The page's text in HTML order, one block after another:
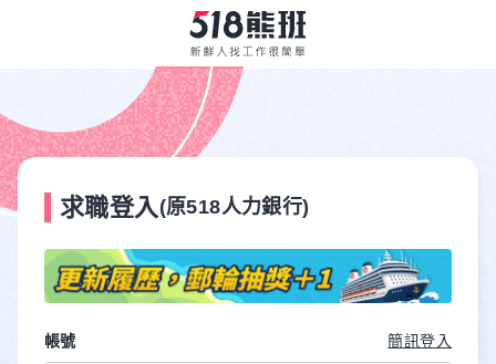
求職登入 (原518人力銀行)
帳號 簡訊登入